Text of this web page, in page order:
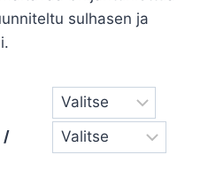
sulhasen ja
/